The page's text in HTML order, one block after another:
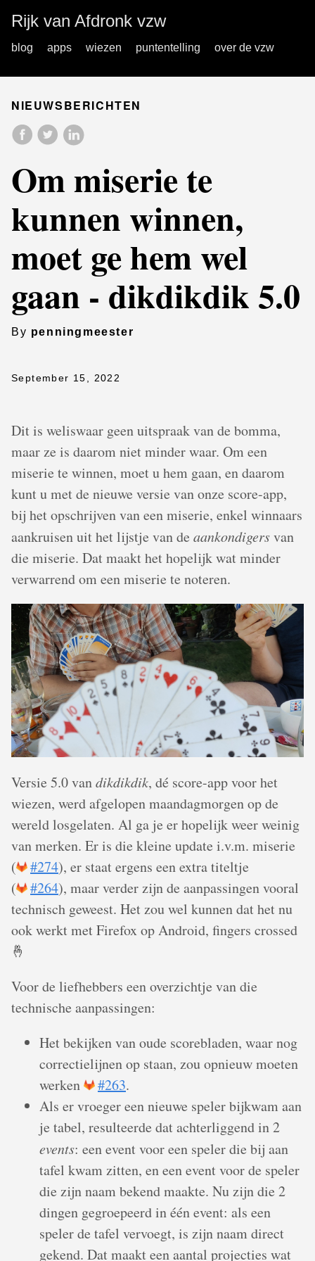
Rijk van Afdronk vzw
blog apps wiezen puntentelling over de vzw
NIEUWSBERICHTEN
Om miserie te
kunnen winnen,
moet ge hem wel
gaan - dikdikdik 5.0
By penningmeester
September 15, 2022
Dit is weliswaar geen uitspraak van de bomma,
maar ze is daarom niet minder waar. Om een
miserie te winnen, moet u hem gaan, en daarom
kunt u met de nieuwe versie van onze score-app,
bij het opschrijven van een miserie, enkel winnaars
aankruisen uit het lijstje van de aankondigersvan
die miserie. Dat maakt het hopelijk wat minder
verwarrend om een miserie te noteren.
Versie 5.0 vandikdikdik, dé score-app voor het
wiezen, werd afgelopen maandagmorgen op de
wereld losgelaten. Al ga je er hopelijk weer weinig
van merken. Er is die kleine update i.v.m. miserie
(
#274), er staat ergens een extra titeltje
(
#264), maar verder zijn de aanpassingen vooral
technisch geweest. Het zou wel kunnen dat het nu
ook werkt met Firefox op Android, fingers crossed
🤞
Voor de liefhebbers een overzichtje van die
technische aanpassingen:
Het bekijken van oude scorebladen, waar nog
correctielijnen op staan, zou opnieuw moeten
werken
#263.
Als er vroeger een nieuwe speler bijkwam aan
je tabel, resulteerde dat achterliggend in 2
events: een event voor een speler die bij aan
tafel kwam zitten, en een event voor de speler
die zijn naam bekend maakte. Nu zijn die 2
dingen gegroepeerd in één event: als een
speler de tafel vervoegt, is zijn naam direct
gekend. Dat maakt een aantal projecties wat